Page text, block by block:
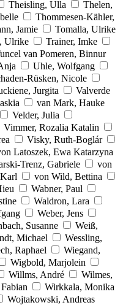
Theisling, Ulla
Thelen,
Thommesen-Kähler,
Jamie
Tomalla, Ulrike
Ulrike
Trainer, Imke
van Pomeren, Binnur
Uhle, Wolfgang
Rüsken, Nicole
Jurgita
Valverde
van Mark, Hauke
Velder, Julia
Vimmer, Rozalia Katalin
Visky, Ruth-Boglár
Latoszek, Ewa Katarzyna
Trenz, Gabriele
von
von Wild, Bettina
Wabner, Paul
Waldron, Lara
Weber, Jens
Susanne
Weiß,
Michael
Wessling,
Raphael
Wiegand,
Wigbold, Marjolein
Willms, André
Wilmes,
Wirkkala, Monika
Wojtakowski, Andreas